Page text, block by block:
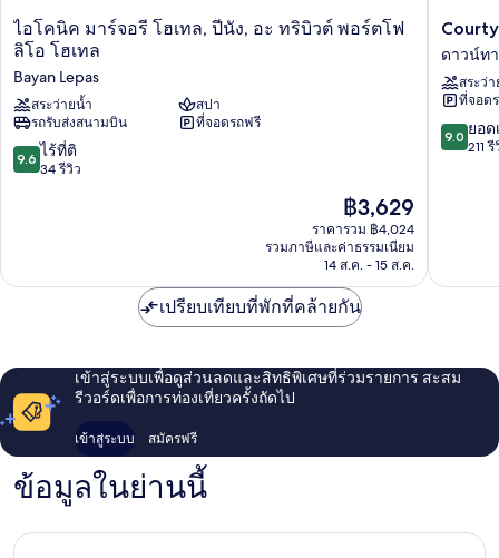
ไอ
โค
มาร์
จอรี
โฮ
เทล,
ปีนัง,
โฟ
Bayan
ไอโคนิค มาร์จอรี โฮเทล, ปีนัง, อะ ทริบิวต์ พอร์ตโฟ
ลิโอ โฮเทล
Bayan Lepas
สระว่ายน้ำ
สปา
รถรับส่งสนามบิน
ที่จอดรถฟรี
9.6
จาก
รีวิว
9.6 ไร้ที่ติ
34 รีวิว
ราคา
ปัจจุบัน
คือ
฿3,629
฿3,629
ราคารวม ฿4,024
รวมภาษีและค่าธรรมเนียม
14 ส.ค. - 15 ส.ค.
Marriott
Penang
ดาวน์
ทาวน์
เมือง
ดาวน์ท
สระว่
ที่จอด
9.0
จาก
9.0 ยอด
211
เปรียบเทียบที่พักที่คล้ายกัน
เข้าสู่ระบบเพื่อดูส่วนลดและสิทธิพิเศษที่ร่วมรายการ สะสม
รีวอร์ดเพื่อการท่องเที่ยวครั้งถัดไป
เข้าสู่ระบบ สมัครฟรี
ข้อมูลในย่านนี้